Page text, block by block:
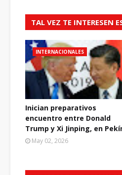
TAL VEZ TE INTERESEN
INTERNACIONALES
Inician preparativos
encuentro entre Donald
Trump y Xi Jinping, en
May 02, 2026